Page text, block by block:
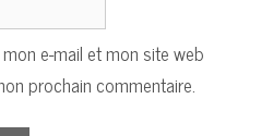
e-mail et mon site web
prochain commentaire.